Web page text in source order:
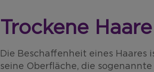
Trockene Haare
Die Beschaffenheit eines Haares
seine Oberfläche, die